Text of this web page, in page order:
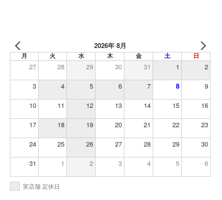
2026年 8月
月 火 水 木 金 土 日
27 28 29 30 31 1 2
3 4 5 6 7 8 9
10 11 12 13 14 15 16
17 18 19 20 21 22 23
24 25 26 27 28 29 30
31 1 2 3 4 5 6
実店舗 定休日